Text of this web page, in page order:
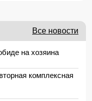
Все новости
на хозяина
комплексная